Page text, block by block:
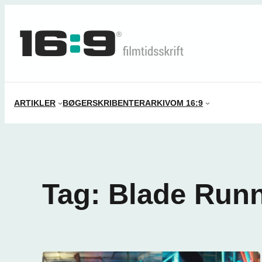
indhold
ARTIKLER BØGERSKRIBENTERARKIVOM 16:9
Tag: Blade